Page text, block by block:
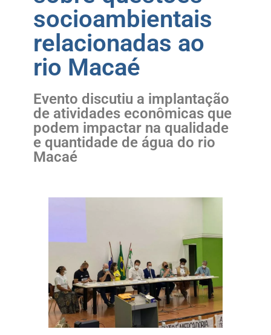
socioambientais
relacionadas ao
rio Macaé
Evento discutiu a implantação
de atividades econômicas que
podem impactar na qualidade
e quantidade de água do rio
Macaé